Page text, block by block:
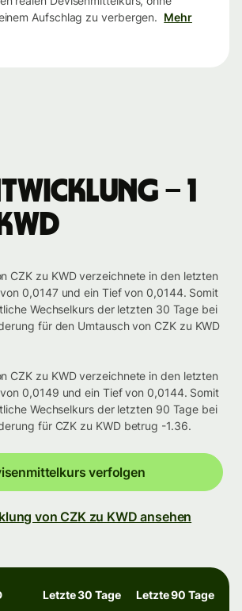
Aufschlag zu verbergen. Mehr
– 1
CZK zu KWD verzeichnete in den letzten
0,0147 und ein Tief von 0,0144. Somit
Wechselkurs der letzten 30 Tage bei
für den Umtausch von CZK zu KWD
CZK zu KWD verzeichnete in den letzten
0,0149 und ein Tief von 0,0144. Somit
Wechselkurs der letzten 90 Tage bei
für CZK zu KWD betrug -1.36.
verfolgen
von CZK zu KWD ansehen
Letzte 30 Tage Letzte 90 Tage